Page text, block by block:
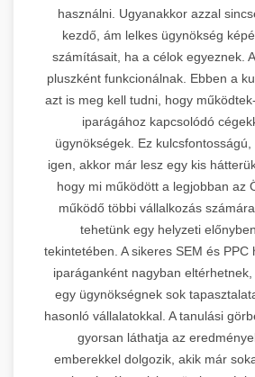
használni. Ugyanakkor azzal
kezdő, ám lelkes ügynökség
számításait, ha a célok egyeznek.
pluszként funkcionálnak. Ebben a
azt is meg kell tudni, hogy
iparágához kapcsolódó
ügynökségek. Ez
igen, akkor már lesz egy kis
hogy mi működött a legjobban az
működő többi vállalkozás
tehetünk egy helyzeti
tekintetében. A sikeres SEM és PPC
iparáganként nagyban
egy ügynökségnek sok
hasonló vállalatokkal. A tanulási
gyorsan láthatja az
emberekkel dolgozik, akik már